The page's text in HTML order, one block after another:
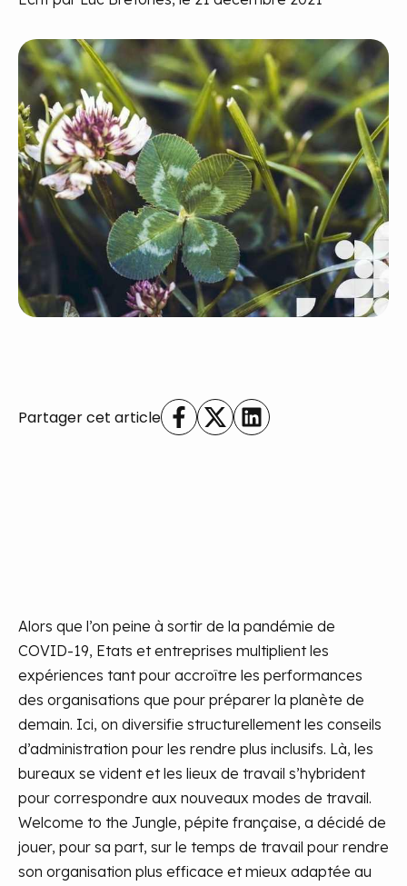
Partager cet article
Alors que l’on peine à sortir de la pandémie de
COVID-19, Etats et entreprises multiplient les
expériences tant pour accroître les performances
des organisations que pour préparer la planète de
demain. Ici, on diversifie structurellement les conseils
d’administration pour les rendre plus inclusifs. Là, les
bureaux se vident et les lieux de travail s’hybrident
pour correspondre aux nouveaux modes de travail.
Welcome to the Jungle, pépite française, a décidé de
jouer, pour sa part, sur le temps de travail pour rendre
son organisation plus efficace et mieux adaptée au